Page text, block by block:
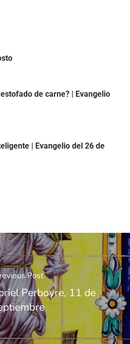
de carne? | Evangelio
| Evangelio del 26 de
Post
Perboyre, 11 de